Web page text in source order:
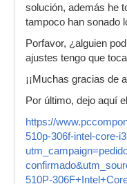
solución, además he
tampoco han sonado
Porfavor, ¿alguien
ajustes tengo que
¡¡Muchas gracias de
Por último, dejo aquí
https://
510p-306f-intel-core-
510P-